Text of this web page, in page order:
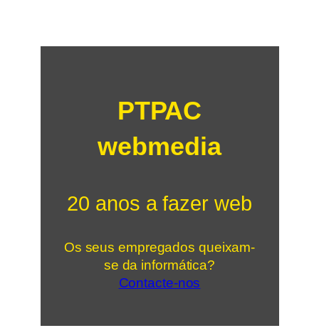
PTPAC
webmedia
20 anos a fazer web
Os seus empregados queixam-
se da informática?
Contacte-nos